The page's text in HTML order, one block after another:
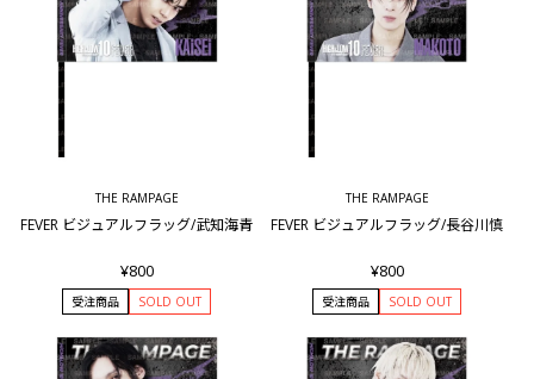
THE RAMPAGE
FEVER ビジュアルフラッグ/武知海青
¥800
受注商品 SOLD OUT
THE RAMPAGE
FEVER ビジュアルフラッグ/長谷川慎
¥800
受注商品 SOLD OUT